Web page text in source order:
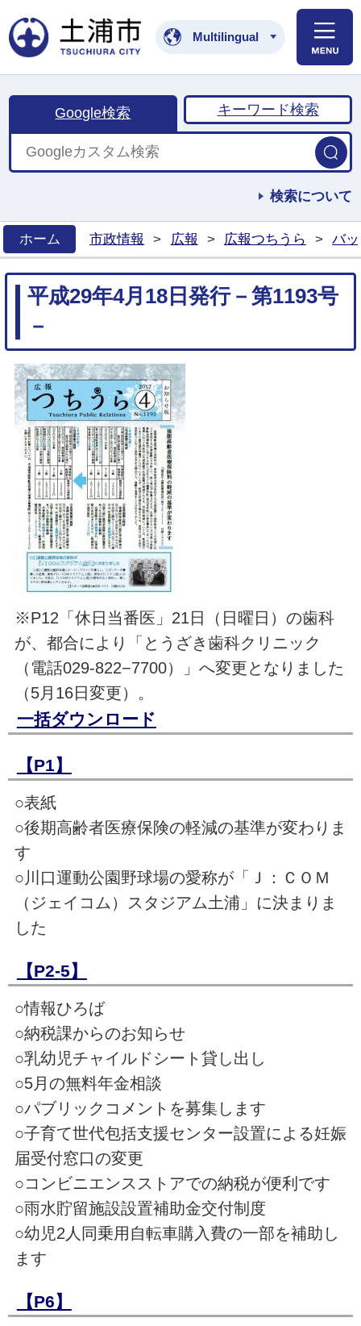
土浦市公式ホームペ
Multilingual
Google検索 キーワード検索
検索について
ホーム
市政情報 > 広報 > 広報つちうら > バ
平成29年4月18日発行－第1193号
－
※P12「休日当番医」21日（日曜日）の歯科
が、都合により「とうざき歯科クリニック
（電話029-822−7700）」へ変更となりました
（5月16日変更）。
一括ダウンロード
【P1】
○表紙
○後期高齢者医療保険の軽減の基準が変わりま
す
○川口運動公園野球場の愛称が「Ｊ：ＣＯＭ
（ジェイコム）スタジアム土浦」に決まりま
した
【P2-5】
○情報ひろば
○納税課からのお知らせ
○乳幼児チャイルドシート貸し出し
○5月の無料年金相談
○パブリックコメントを募集します
○子育て世代包括支援センター設置による妊娠
届受付窓口の変更
○コンビニエンスストアでの納税が便利です
○雨水貯留施設設置補助金交付制度
○幼児2人同乗用自転車購入費の一部を補助し
ます
【P6】